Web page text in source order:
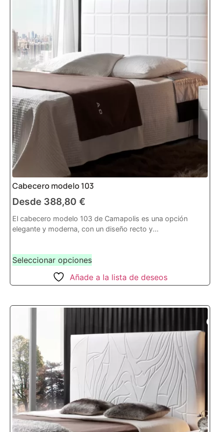
Cabecero modelo 103
Desde 388,80 €
El cabecero modelo 103 de Camapolis es una opción
elegante y moderna, con un diseño recto y...
Seleccionar opciones
Añade a la lista de deseos